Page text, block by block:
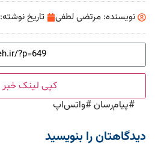
نویسنده: مرتضی لطفی تاریخ نوشته:
کپی لینک خبر
#پیام‌رسان#واتس‌اپ
دیدگاهتان را بنویسید